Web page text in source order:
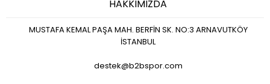
HAKKIMIZDA
MUSTAFA KEMAL PAŞA MAH. BERFİN SK. NO:3 ARNAVUTKÖY
İSTANBUL
destek@b2bspor.com